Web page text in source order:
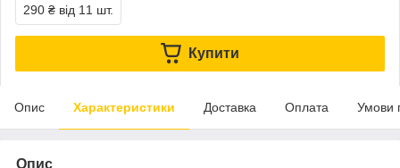
290 ₴ від 11 шт.
Купити
Опис Характеристики Доставка Оплата Умови
Опис